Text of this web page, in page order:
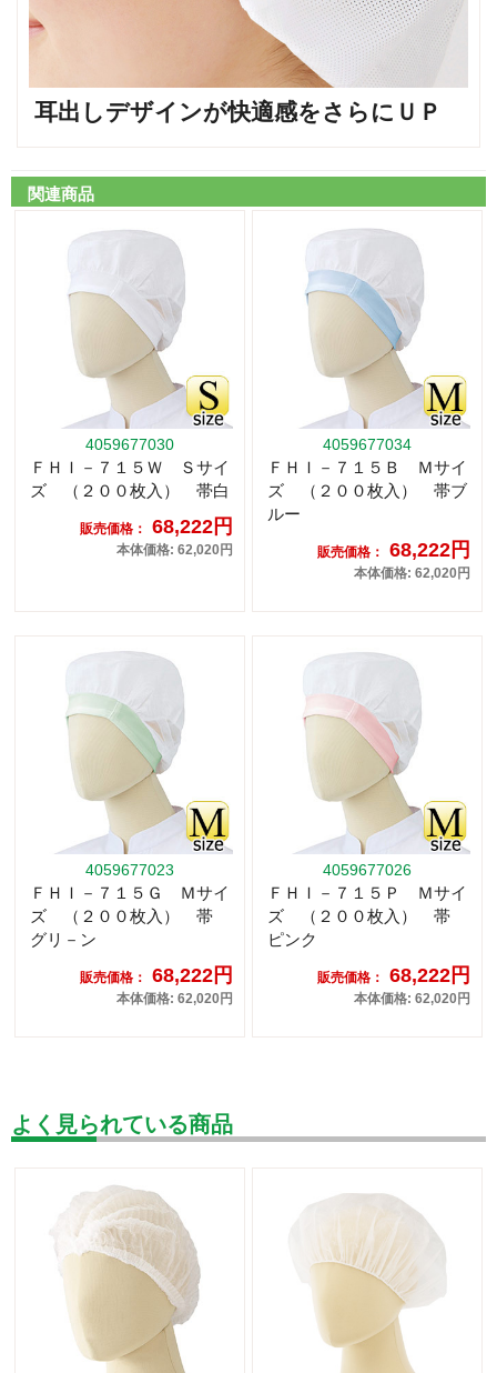
耳出しデザインが快適感をさらにＵＰ
関連商品
4059677030
ＦＨＩ－７１５Ｗ Ｓサイ
ズ （２００枚入） 帯白
販売価格： 68,222円
本体価格: 62,020円
4059677034
ＦＨＩ－７１５Ｂ Ｍサイ
ズ （２００枚入） 帯ブ
ルー
販売価格： 68,222円
本体価格: 62,020円
4059677023
ＦＨＩ－７１５Ｇ Ｍサイ
ズ （２００枚入） 帯
グリ－ン
販売価格： 68,222円
本体価格: 62,020円
4059677026
ＦＨＩ－７１５Ｐ Ｍサイ
ズ （２００枚入） 帯
ピンク
販売価格： 68,222円
本体価格: 62,020円
よく見られている商品